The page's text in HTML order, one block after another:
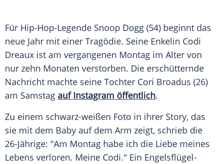
Für Hip-Hop-Legende Snoop Dogg (54) beginnt das
neue Jahr mit einer Tragödie. Seine Enkelin Codi
Dreaux ist am vergangenen Montag im Alter von
nur zehn Monaten verstorben. Die erschütternde
Nachricht machte seine Tochter Cori Broadus (26)
am Samstag auf Instagram öffentlich.
Zu einem schwarz-weißen Foto in ihrer Story, das
sie mit dem Baby auf dem Arm zeigt, schrieb die
26-Jährige: "Am Montag habe ich die Liebe meines
Lebens verloren. Meine Codi." Ein Engelsflügel-